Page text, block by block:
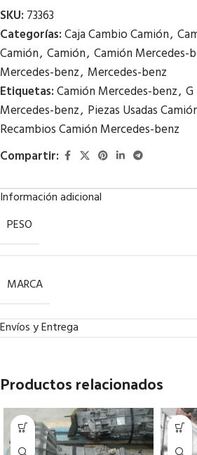
SKU: 73363
Categorías:Caja Cambio Camión,
Camión, Camión, Camión Mercedes-
Mercedes-benz, Mercedes-benz
Etiquetas:Camión Mercedes-benz,
Mercedes-benz, Piezas Usadas
Recambios Camión Mercedes-benz
Compartir:
Información adicional
PESO
MARCA
Envíos y Entrega
Productos relacionados